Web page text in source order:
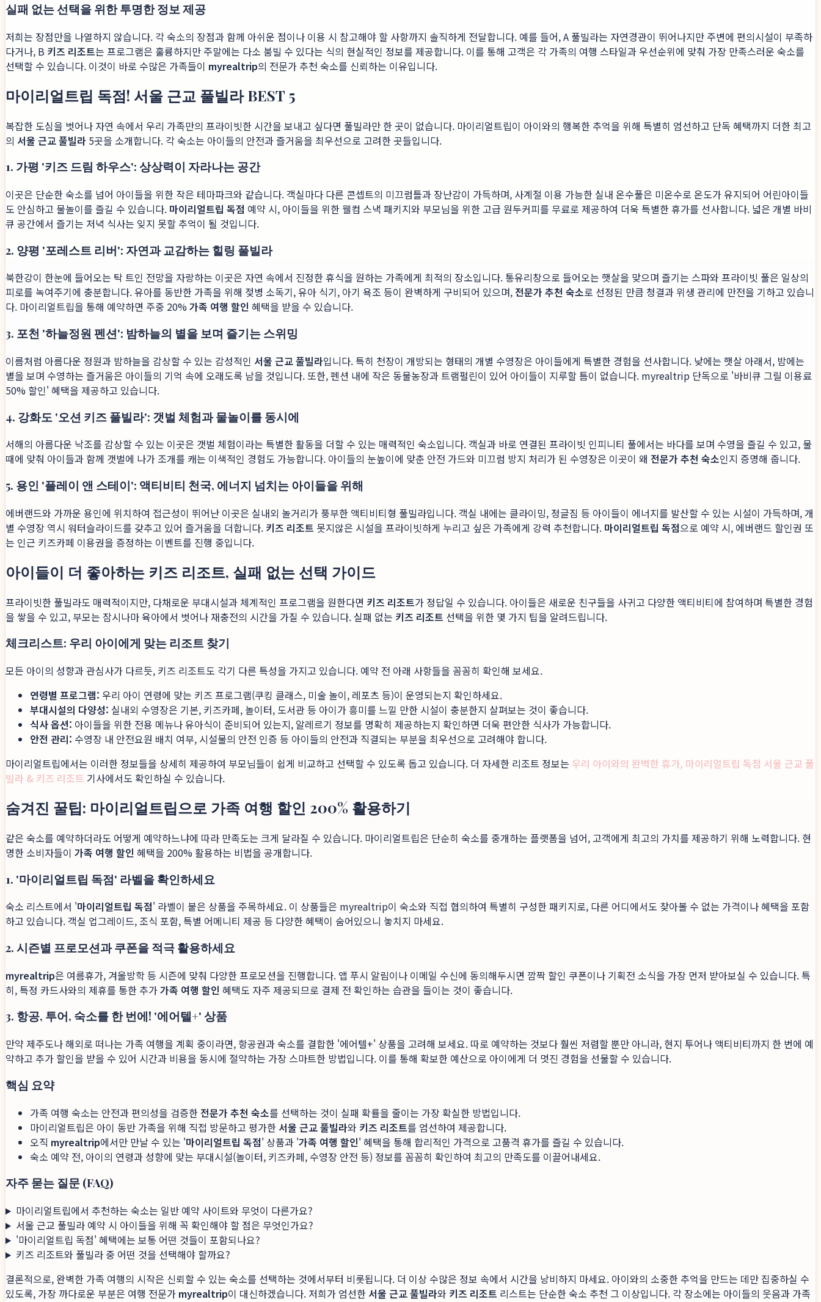
실패 없는 선택을 위한 투명한 정보 제공
저희는 장점만을 나열하지 않습니다. 각 숙소의 장점과 함께 아쉬운 점이나 이용 시 참고해야 할 사항까지 솔직하게 전달합니다. 예를 들어, A 풀빌라는 자연경관이 뛰어나지만 주변에 편의시설이 부족하
다거나, B 키즈 리조트는 프로그램은 훌륭하지만 주말에는 다소 붐빌 수 있다는 식의 현실적인 정보를 제공합니다. 이를 통해 고객은 각 가족의 여행 스타일과 우선순위에 맞춰 가장 만족스러운 숙소를
선택할 수 있습니다. 이것이 바로 수많은 가족들이 myrealtrip의 전문가 추천 숙소를 신뢰하는 이유입니다.
마이리얼트립 독점! 서울 근교 풀빌라 BEST 5
복잡한 도심을 벗어나 자연 속에서 우리 가족만의 프라이빗한 시간을 보내고 싶다면 풀빌라만 한 곳이 없습니다. 마이리얼트립이 아이와의 행복한 추억을 위해 특별히 엄선하고 단독 혜택까지 더한 최고
의 서울 근교 풀빌라 5곳을 소개합니다. 각 숙소는 아이들의 안전과 즐거움을 최우선으로 고려한 곳들입니다.
1. 가평 '키즈 드림 하우스': 상상력이 자라나는 공간
이곳은 단순한 숙소를 넘어 아이들을 위한 작은 테마파크와 같습니다. 객실마다 다른 콘셉트의 미끄럼틀과 장난감이 가득하며, 사계절 이용 가능한 실내 온수풀은 미온수로 온도가 유지되어 어린아이들
도 안심하고 물놀이를 즐길 수 있습니다. 마이리얼트립 독점 예약 시, 아이들을 위한 웰컴 스낵 패키지와 부모님을 위한 고급 원두커피를 무료로 제공하여 더욱 특별한 휴가를 선사합니다. 넓은 개별 바비
큐 공간에서 즐기는 저녁 식사는 잊지 못할 추억이 될 것입니다.
2. 양평 '포레스트 리버': 자연과 교감하는 힐링 풀빌라
북한강이 한눈에 들어오는 탁 트인 전망을 자랑하는 이곳은 자연 속에서 진정한 휴식을 원하는 가족에게 최적의 장소입니다. 통유리창으로 들어오는 햇살을 맞으며 즐기는 스파와 프라이빗 풀은 일상의
피로를 녹여주기에 충분합니다. 유아를 동반한 가족을 위해 젖병 소독기, 유아 식기, 아기 욕조 등이 완벽하게 구비되어 있으며, 전문가 추천 숙소로 선정된 만큼 청결과 위생 관리에 만전을 기하고 있습니
다. 마이리얼트립을 통해 예약하면 주중 20% 가족 여행 할인 혜택을 받을 수 있습니다.
3. 포천 '하늘정원 펜션': 밤하늘의 별을 보며 즐기는 스위밍
이름처럼 아름다운 정원과 밤하늘을 감상할 수 있는 감성적인 서울 근교 풀빌라입니다. 특히 천장이 개방되는 형태의 개별 수영장은 아이들에게 특별한 경험을 선사합니다. 낮에는 햇살 아래서, 밤에는
별을 보며 수영하는 즐거움은 아이들의 기억 속에 오래도록 남을 것입니다. 또한, 펜션 내에 작은 동물농장과 트램펄린이 있어 아이들이 지루할 틈이 없습니다. myrealtrip 단독으로 '바비큐 그릴 이용료
50% 할인' 혜택을 제공하고 있습니다.
4. 강화도 '오션 키즈 풀빌라': 갯벌 체험과 물놀이를 동시에
서해의 아름다운 낙조를 감상할 수 있는 이곳은 갯벌 체험이라는 특별한 활동을 더할 수 있는 매력적인 숙소입니다. 객실과 바로 연결된 프라이빗 인피니티 풀에서는 바다를 보며 수영을 즐길 수 있고, 물
때에 맞춰 아이들과 함께 갯벌에 나가 조개를 캐는 이색적인 경험도 가능합니다. 아이들의 눈높이에 맞춘 안전 가드와 미끄럼 방지 처리가 된 수영장은 이곳이 왜 전문가 추천 숙소인지 증명해 줍니다.
5. 용인 '플레이 앤 스테이': 액티비티 천국, 에너지 넘치는 아이들을 위해
에버랜드와 가까운 용인에 위치하여 접근성이 뛰어난 이곳은 실내외 놀거리가 풍부한 액티비티형 풀빌라입니다. 객실 내에는 클라이밍, 정글짐 등 아이들이 에너지를 발산할 수 있는 시설이 가득하며, 개
별 수영장 역시 워터슬라이드를 갖추고 있어 즐거움을 더합니다. 키즈 리조트 못지않은 시설을 프라이빗하게 누리고 싶은 가족에게 강력 추천합니다. 마이리얼트립 독점으로 예약 시, 에버랜드 할인권 또
는 인근 키즈카페 이용권을 증정하는 이벤트를 진행 중입니다.
아이들이 더 좋아하는 키즈 리조트, 실패 없는 선택 가이드
프라이빗한 풀빌라도 매력적이지만, 다채로운 부대시설과 체계적인 프로그램을 원한다면 키즈 리조트가 정답일 수 있습니다. 아이들은 새로운 친구들을 사귀고 다양한 액티비티에 참여하며 특별한 경험
을 쌓을 수 있고, 부모는 잠시나마 육아에서 벗어나 재충전의 시간을 가질 수 있습니다. 실패 없는 키즈 리조트 선택을 위한 몇 가지 팁을 알려드립니다.
체크리스트: 우리 아이에게 맞는 리조트 찾기
모든 아이의 성향과 관심사가 다르듯, 키즈 리조트도 각기 다른 특성을 가지고 있습니다. 예약 전 아래 사항들을 꼼꼼히 확인해 보세요.
연령별 프로그램: 우리 아이 연령에 맞는 키즈 프로그램(쿠킹 클래스, 미술 놀이, 레포츠 등)이 운영되는지 확인하세요.
부대시설의 다양성: 실내외 수영장은 기본, 키즈카페, 놀이터, 도서관 등 아이가 흥미를 느낄 만한 시설이 충분한지 살펴보는 것이 좋습니다.
식사 옵션: 아이들을 위한 전용 메뉴나 유아식이 준비되어 있는지, 알레르기 정보를 명확히 제공하는지 확인하면 더욱 편안한 식사가 가능합니다.
안전 관리: 수영장 내 안전요원 배치 여부, 시설물의 안전 인증 등 아이들의 안전과 직결되는 부분을 최우선으로 고려해야 합니다.
마이리얼트립에서는 이러한 정보들을 상세히 제공하여 부모님들이 쉽게 비교하고 선택할 수 있도록 돕고 있습니다. 더 자세한 리조트 정보는 우리 아이와의 완벽한 휴가, 마이리얼트립 독점 서울 근교 풀
빌라 & 키즈 리조트 기사에서도 확인하실 수 있습니다.
숨겨진 꿀팁: 마이리얼트립으로 가족 여행 할인 200% 활용하기
같은 숙소를 예약하더라도 어떻게 예약하느냐에 따라 만족도는 크게 달라질 수 있습니다. 마이리얼트립은 단순히 숙소를 중개하는 플랫폼을 넘어, 고객에게 최고의 가치를 제공하기 위해 노력합니다. 현
명한 소비자들이 가족 여행 할인 혜택을 200% 활용하는 비법을 공개합니다.
1. '마이리얼트립 독점' 라벨을 확인하세요
숙소 리스트에서 '마이리얼트립 독점' 라벨이 붙은 상품을 주목하세요. 이 상품들은 myrealtrip이 숙소와 직접 협의하여 특별히 구성한 패키지로, 다른 어디에서도 찾아볼 수 없는 가격이나 혜택을 포함
하고 있습니다. 객실 업그레이드, 조식 포함, 특별 어메니티 제공 등 다양한 혜택이 숨어있으니 놓치지 마세요.
2. 시즌별 프로모션과 쿠폰을 적극 활용하세요
myrealtrip은 여름휴가, 겨울방학 등 시즌에 맞춰 다양한 프로모션을 진행합니다. 앱 푸시 알림이나 이메일 수신에 동의해두시면 깜짝 할인 쿠폰이나 기획전 소식을 가장 먼저 받아보실 수 있습니다. 특
히, 특정 카드사와의 제휴를 통한 추가가족 여행 할인 혜택도 자주 제공되므로 결제 전 확인하는 습관을 들이는 것이 좋습니다.
3. 항공, 투어, 숙소를 한 번에! '에어텔+' 상품
만약 제주도나 해외로 떠나는 가족 여행을 계획 중이라면, 항공권과 숙소를 결합한 '에어텔+' 상품을 고려해 보세요. 따로 예약하는 것보다 훨씬 저렴할 뿐만 아니라, 현지 투어나 액티비티까지 한 번에 예
약하고 추가 할인을 받을 수 있어 시간과 비용을 동시에 절약하는 가장 스마트한 방법입니다. 이를 통해 확보한 예산으로 아이에게 더 멋진 경험을 선물할 수 있습니다.
핵심 요약
가족 여행 숙소는 안전과 편의성을 검증한 전문가 추천 숙소를 선택하는 것이 실패 확률을 줄이는 가장 확실한 방법입니다.
마이리얼트립은 아이 동반 가족을 위해 직접 방문하고 평가한 서울 근교 풀빌라와 키즈 리조트를 엄선하여 제공합니다.
오직 myrealtrip에서만 만날 수 있는 '마이리얼트립 독점' 상품과 '가족 여행 할인' 혜택을 통해 합리적인 가격으로 고품격 휴가를 즐길 수 있습니다.
숙소 예약 전, 아이의 연령과 성향에 맞는 부대시설(놀이터, 키즈카페, 수영장 안전 등) 정보를 꼼꼼히 확인하여 최고의 만족도를 이끌어내세요.
자주 묻는 질문 (FAQ)
마이리얼트립에서 추천하는 숙소는 일반 예약 사이트와 무엇이 다른가요?
서울 근교 풀빌라 예약 시 아이들을 위해 꼭 확인해야 할 점은 무엇인가요?
'마이리얼트립 독점' 혜택에는 보통 어떤 것들이 포함되나요?
키즈 리조트와 풀빌라 중 어떤 것을 선택해야 할까요?
결론적으로, 완벽한 가족 여행의 시작은 신뢰할 수 있는 숙소를 선택하는 것에서부터 비롯됩니다. 더 이상 수많은 정보 속에서 시간을 낭비하지 마세요. 아이와의 소중한 추억을 만드는 데만 집중하실 수
있도록, 가장 까다로운 부분은 여행 전문가 myrealtrip이 대신하겠습니다. 저희가 엄선한 서울 근교 풀빌라와 키즈 리조트 리스트는 단순한 숙소 추천 그 이상입니다. 각 장소에는 아이들의 웃음과 가족